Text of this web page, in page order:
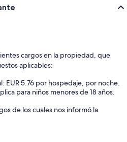
cargos en la propiedad, que
aplicables:
EUR 5.76 por hospedaje, por noche.
para niños menores de 18 años.
de los cuales nos informó la